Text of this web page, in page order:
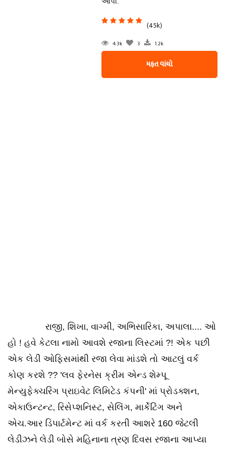
(45k)
4.3k 3 1.2k
મફત વાંચો
રાજી, શિખા, વાગ્મી, અભિસારિકા, અપાલા.... ઓ
હો ! હવે કેટલા નામો આવશે રજાના લિસ્ટમાં ?! એક પછી
એક લેડી ઓફિસમાંથી રજા લેવા માંડશે તો આટલું વર્ક
કોણ કરશે ?? 'લવ ફેરનેસ ક્રીમ એન્ડ શેમ્પૂ
મેન્યુફેક્ચરિંગ પ્રાઇવેટ લિમિટેડ કંપની' માં પ્રોડક્શન,
એકાઉન્ટન્ટ, રિસેપ્શનિસ્ટ, સેલિંગ, માર્કેટિંગ અને
એચ.આર ડિપાર્ટમેન્ટ માં વર્ક કરતી આશરે 160 જેટલી
લેડીઝને લેડી બોસે મહિનાના ત્રણ દિવસ રજાના આપ્યા